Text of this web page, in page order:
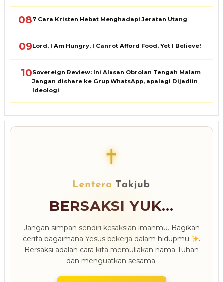
087 Cara Kristen Hebat Menghadapi Jeratan Utang
09Lord, I Am Hungry, I Cannot Afford Food, Yet I Believe!
10Sovereign Review: Ini Alasan Obrolan Tengah Malam
Jangan dishare ke Grup WhatsApp, apalagi Dijadiin
Ideologi
✝
BERSAKSI YUK...
Jangan simpan sendiri kesaksian imanmu. Bagikan
cerita bagaimana Yesus bekerja dalam hidupmu
.
Bersaksi adalah cara kita memuliakan nama Tuhan
dan menguatkan sesama.